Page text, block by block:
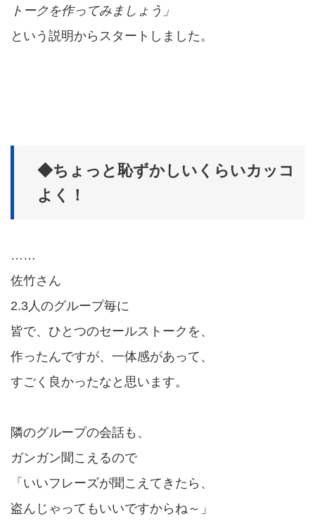
トークを作ってみましょう」
という説明からスタートしました。
◆ちょっと恥ずかしいくらいカッコ
よく！
……
佐竹さん
2.3人のグループ毎に
皆で、ひとつのセールストークを、
作ったんですが、一体感があって、
すごく良かったなと思います。
隣のグループの会話も、
ガンガン聞こえるので
「いいフレーズが聞こえてきたら、
盗んじゃってもいいですからね～」